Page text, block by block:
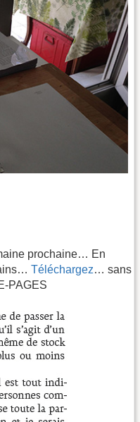
prochaine… En
Téléchargez… sans
PAGES